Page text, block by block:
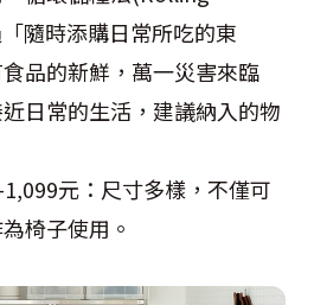
隨時添購日常所吃的東
品的新鮮，萬一災害來臨
日常的生活，建議納入的物
元：尺寸多樣，不僅可
椅子使用。